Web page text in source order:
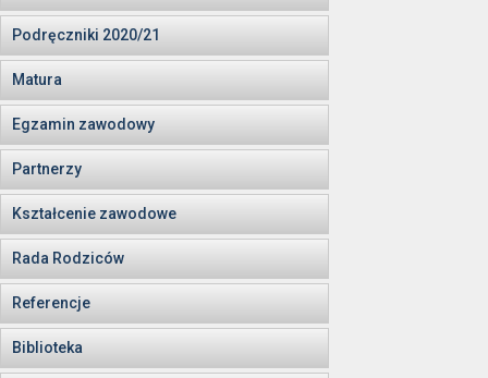
Podręczniki 2020/21
Matura
Egzamin zawodowy
Partnerzy
Kształcenie zawodowe
Rada Rodziców
Referencje
Biblioteka